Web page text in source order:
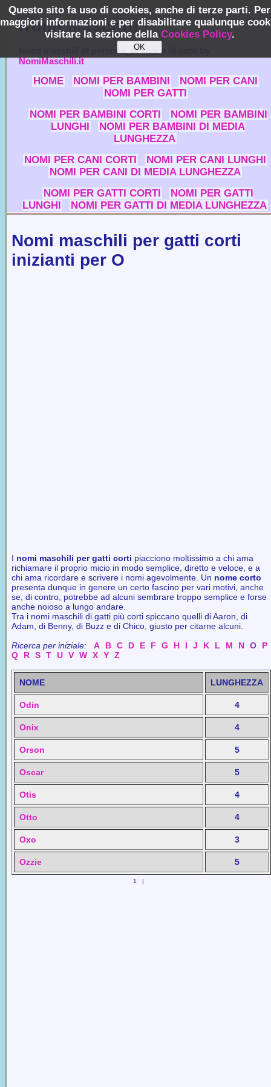
Questo sito fa uso di cookies, anche di terze parti. Per
maggiori informazioni e per disabilitare qualunque
visitare la sezione della Cookies Policy.
Nomi Maschili
Nomi maschili di persona, di cani e di gatti by
NomiMaschili.it
HOME NOMI PER BAMBINI
NOMI PER CANI
NOMI PER GATTI
NOMI PER BAMBINI CORTI
NOMI PER BAMBINI
LUNGHI
NOMI PER BAMBINI DI MEDIA
LUNGHEZZA
NOMI PER CANI CORTI
NOMI PER CANI LUNGHI
NOMI PER CANI DI MEDIA LUNGHEZZA
NOMI PER GATTI CORTI
NOMI PER GATTI
LUNGHI
NOMI PER GATTI DI MEDIA LUNGHEZZA
Nomi maschili per gatti corti
inizianti per O
I nomi maschili per gatti corti piacciono moltissimo a chi ama
richiamare il proprio micio in modo semplice, diretto e veloce, e a
chi ama ricordare e scrivere i nomi agevolmente. Un nome corto
presenta dunque in genere un certo fascino per vari motivi, anche
se, di contro, potrebbe ad alcuni sembrare troppo semplice e forse
anche noioso a lungo andare.
Tra i nomi maschili di gatti più corti spiccano quelli di Aaron, di
Adam, di Benny, di Buzz e di Chico, giusto per citarne alcuni.
Ricerca per iniziale:
A B C D E F G H I J K L M N O
P
Q
R S T U V W X Y Z
NOME LUNGHEZZA
Odin 4
Onix 4
Orson 5
Oscar 5
Otis 4
Otto 4
Oxo 3
Ozzie 5
1 |